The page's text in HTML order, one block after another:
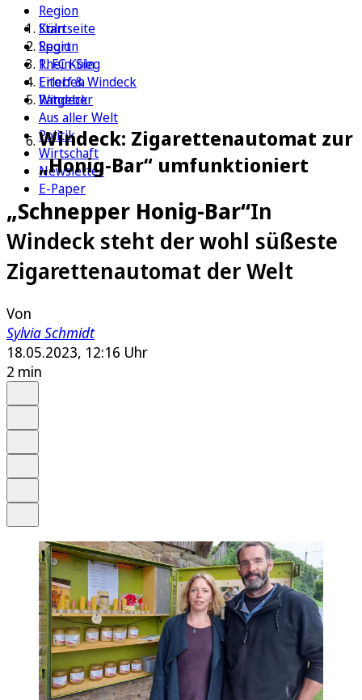
Region
Köln
Sport
1. FC Köln
Erleben
Ratgeber
Aus aller Welt
Politik
Wirtschaft
Newsletter
E-Paper
Startseite
Region
Rhein-Sieg
Eitorf & Windeck
Windeck
Windeck: Zigarettenautomat zur
„Honig-Bar“ umfunktioniert
„Schnepper Honig-Bar“In
Windeck steht der wohl süßeste
Zigarettenautomat der Welt
Von
Sylvia Schmidt
18.05.2023, 12:16 Uhr
2 min